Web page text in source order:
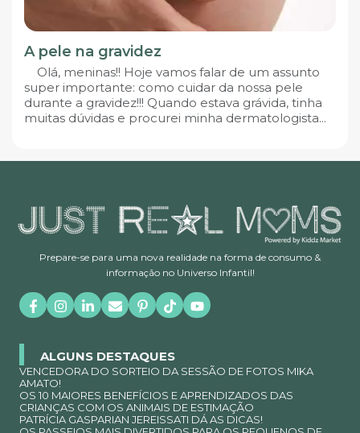
A pele na gravidez
Olá, meninas!! Hoje vamos falar de um assunto
super importante: como cuidar da nossa pele
durante a gravidez!!! Quando estava grávida, tinha
muitas dúvidas e procurei minha dermatologista...
Prepare-se para uma nova realidade na forma de consumo &
informação no Universo Infantil!
ALGUNS DESTAQUES
VENCEDORA DO SORTEIO DA SESSÃO DE FOTOS MIKA
AMATO!
OS 10 MAIORES BENEFÍCIOS E APRENDIZADOS DAS
CRIANÇAS COM OS ANIMAIS DE ESTIMAÇÃO
PATRÍCIA GASPARIAN JEREISSATI DÁ AS DICAS!